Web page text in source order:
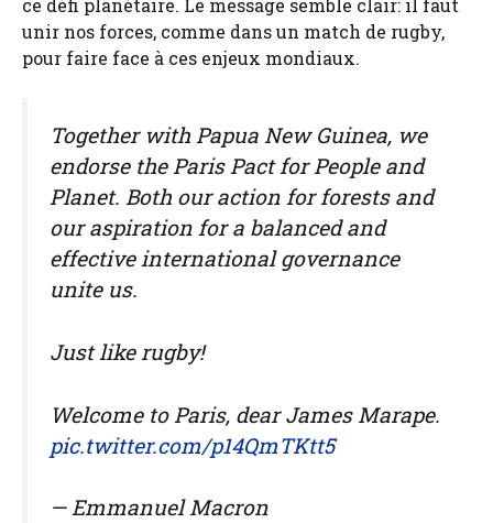
ce défi planétaire. Le message semble clair: il faut
unir nos forces, comme dans un match de rugby,
pour faire face à ces enjeux mondiaux.
Together with Papua New Guinea, we
endorse the Paris Pact for People and
Planet. Both our action for forests and
our aspiration for a balanced and
effective international governance
unite us.
Just like rugby!
Welcome to Paris, dear James Marape.
pic.twitter.com/p14QmTKtt5
— Emmanuel Macron